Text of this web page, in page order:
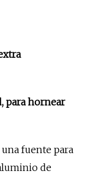
para hornear
una fuente para
de